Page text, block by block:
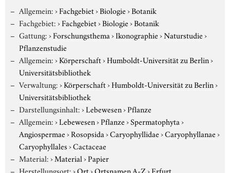
Allgemein:›Fachgebiet›Biologie›Botanik
Fachgebiet:›Fachgebiet›Biologie›Botanik
Gattung:›Forschungsthema›Ikonographie›Naturstudie›
Pflanzenstudie
Allgemein:›Körperschaft›Humboldt-Universität zu Berlin›
Universitätsbibliothek
Verwaltung:›Körperschaft›Humboldt-Universität zu Berlin›
Universitätsbibliothek
Darstellungsinhalt:›Lebewesen›Pflanze
Allgemein:›Lebewesen›Pflanze›Spermatophyta›
Angiospermae›Rosopsida›Caryophyllidae›Caryophyllanae›
Caryophyllales›Cactaceae
Material:›Material›Papier
Herstellungsort:›Ort›Ortsnamen A-Z›Erfurt